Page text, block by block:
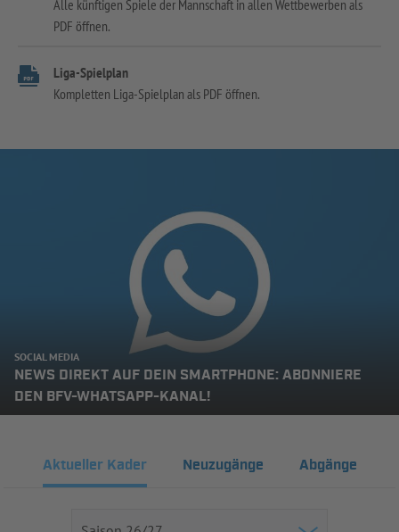
Alle künftigen Spiele der Mannschaft in allen Wettbewerben als
PDF öffnen.
Liga-Spielplan
Kompletten Liga-Spielplan als PDF öffnen.
SOCIAL MEDIA
NEWS DIREKT AUF DEIN SMARTPHONE: ABONNIERE
DEN BFV-WHATSAPP-KANAL!
Aktueller Kader Neuzugänge Abgänge